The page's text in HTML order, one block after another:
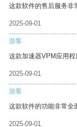
这款软件的售后服务非
2025-09-01
游客
这款加速器VPM应用程
2025-09-01
游客
这款软件的功能非常全
2025-09-01